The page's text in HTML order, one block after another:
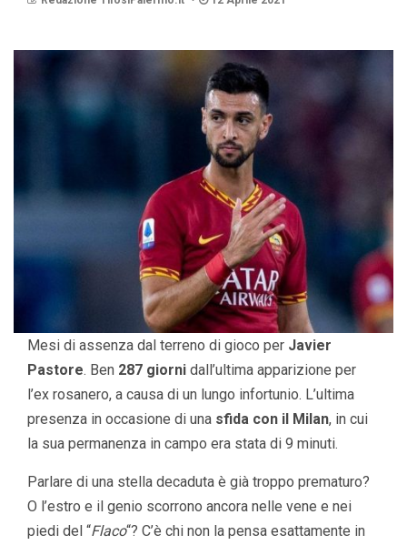
Mesi di assenza dal terreno di gioco per Javier
Pastore. Ben 287 giorni dall’ultima apparizione per
l’ex rosanero, a causa di un lungo infortunio. L’ultima
presenza in occasione di una sfida con il Milan, in cui
la sua permanenza in campo era stata di 9 minuti.
Parlare di una stella decaduta è già troppo prematuro?
O l’estro e il genio scorrono ancora nelle vene e nei
piedi del “Flaco“? C’è chi non la pensa esattamente in